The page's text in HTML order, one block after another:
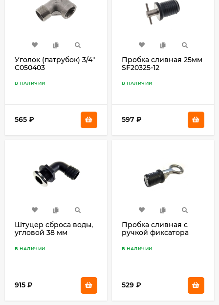
Уголок (патрубок) 3/4"
C050403
В НАЛИЧИИ
565 ₽
Пробка сливная 25мм
SF20325-12
В НАЛИЧИИ
597 ₽
Штуцер сброса воды,
угловой 38 мм
В НАЛИЧИИ
915 ₽
Пробка сливная с
ручкой фиксатора
В НАЛИЧИИ
529 ₽